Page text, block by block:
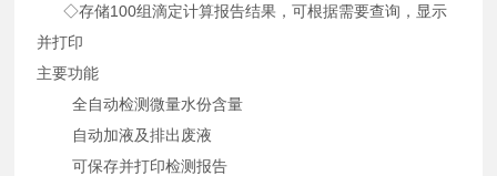
◇存储100组滴定计算报告结果，可根据需要查询，显示
并打印
主要功能
全自动检测微量水份含量
自动加液及排出废液
可保存并打印检测报告